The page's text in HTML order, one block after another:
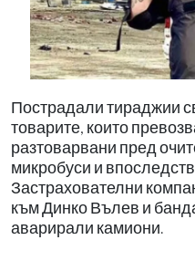
Пострадали тираджии
товарите, които
разтоварвани пред
микробуси и
Застрахователни
към Динко Вълев и
аварирали камиони.